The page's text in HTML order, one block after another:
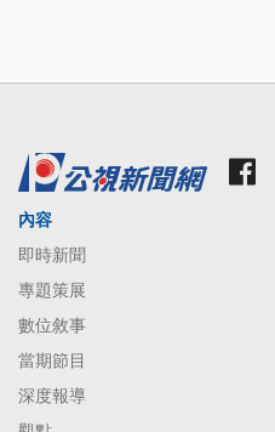
內容
即時新聞
專題策展
數位敘事
當期節目
深度報導